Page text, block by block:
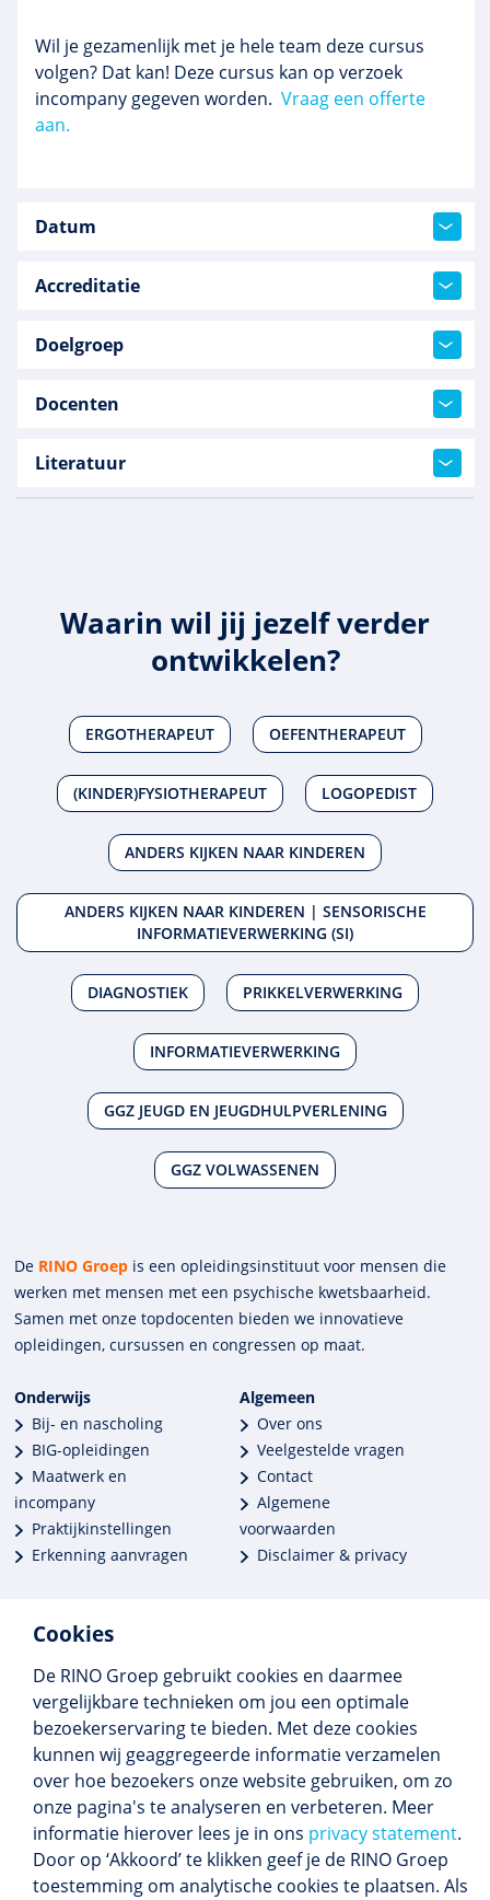
Cookies
De RINO Groep gebruikt cookies en daarmee
vergelijkbare technieken om jou een optimale
bezoekerservaring te bieden. Met deze cookies
kunnen wij geaggregeerde informatie verzamelen
over hoe bezoekers onze website gebruiken, om zo
onze pagina's te analyseren en verbeteren. Meer
informatie hierover lees je in ons privacy statement.
Door op ‘Akkoord’ te klikken geef je de RINO Groep
toestemming om analytische cookies te plaatsen. Als
Wil je gezamenlijk met je hele team deze cursus
volgen? Dat kan! Deze cursus kan op verzoek
incompany gegeven worden. Vraag een offerte
aan.
Datum
Accreditatie
Doelgroep
Docenten
Literatuur
Waarin wil jij jezelf verder
ontwikkelen?
ERGOTHERAPEUT OEFENTHERAPEUT
(KINDER)FYSIOTHERAPEUT LOGOPEDIST
ANDERS KIJKEN NAAR KINDEREN
ANDERS KIJKEN NAAR KINDEREN | SENSORISCHE
INFORMATIEVERWERKING (SI)
DIAGNOSTIEK PRIKKELVERWERKING
INFORMATIEVERWERKING
GGZ JEUGD EN JEUGDHULPVERLENING
GGZ VOLWASSENEN
De RINO Groep is een opleidings­insti­tuut voor mensen die
werken met mensen met een psychische kwets­baar­heid.
Samen met onze top­docenten bieden we innova­tieve
opleidingen, cursussen en congres­sen op maat.
Onderwijs
Bij- en nascholing
BIG-opleidingen
Maatwerk en
incompany
Praktijkinstellingen
Erkenning aanvragen
Algemeen
Over ons
Veelgestelde vragen
Contact
Algemene
voorwaarden
Disclaimer & privacy
Meer dan 250 opleidingen
Alle BIG-opleidingen in huis
Cedeo-erkend en CRKBO-geregistreerd
Gemiddelde beoordeling 8,4
Volg ons
Blijf op de hoogte van het (nieuwe) scholings­